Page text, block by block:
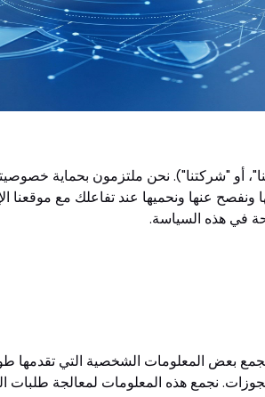
أو "شركتنا"). نحن ملتزمون بحماية
عنها ونحميها عند تفاعلك مع موقعنا
في هذه السياسة.
بعض المعلومات الشخصية التي تقدمها
نجمع هذه المعلومات لمعالجة